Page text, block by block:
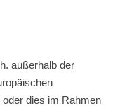
außerhalb der
dies im Rahmen